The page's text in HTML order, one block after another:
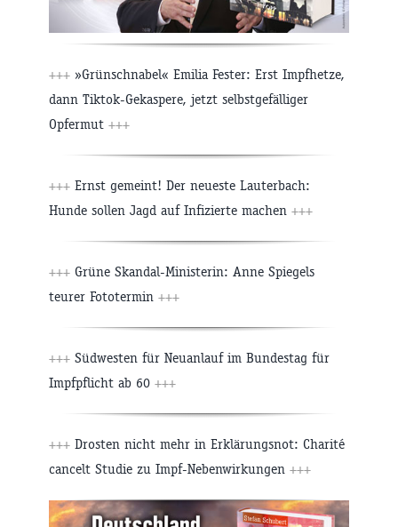
+++ »Grünschnabel« Emilia Fester: Erst Impfhetze,
dann Tiktok-Gekaspere, jetzt selbstgefälliger
Opfermut +++
+++ Ernst gemeint! Der neueste Lauterbach:
Hunde sollen Jagd auf Infizierte machen +++
+++ Grüne Skandal-Ministerin: Anne Spiegels
teurer Fototermin +++
+++ Südwesten für Neuanlauf im Bundestag für
Impfpflicht ab 60 +++
+++ Drosten nicht mehr in Erklärungsnot: Charité
cancelt Studie zu Impf-Nebenwirkungen +++